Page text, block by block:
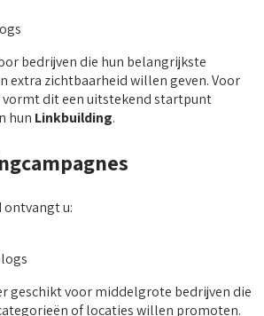
bedrijven die hun belangrijkste
extra zichtbaarheid willen geven. Voor
dit een uitstekend startpunt
hun Linkbuilding.
ontvangt u:
geschikt voor middelgrote bedrijven die
of locaties willen promoten.